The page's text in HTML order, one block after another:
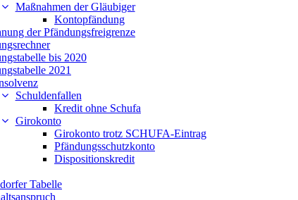
Maßnahmen der Gläubiger
Kontopfändung
der Pfändungsfreigrenze
bis 2020
2021
Schuldenfallen
Kredit ohne Schufa
Girokonto
Girokonto trotz SCHUFA-Eintrag
Pfändungsschutzkonto
Dispositionskredit
Tabelle